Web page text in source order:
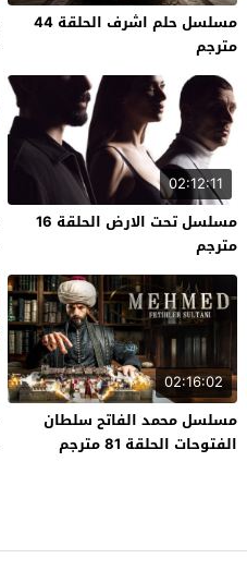
مسلسل حلم اشرف الحلقة 44
مترجم
02:12:11
مسلسل تحت الارض الحلقة 16
مترجم
02:16:02
مسلسل محمد الفاتح سلطان
الفتوحات الحلقة 81 مترجم